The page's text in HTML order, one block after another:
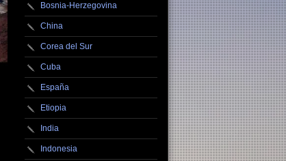
Bosnia-Herzegovina
China
Corea del Sur
Cuba
España
Etiopia
India
Indonesia